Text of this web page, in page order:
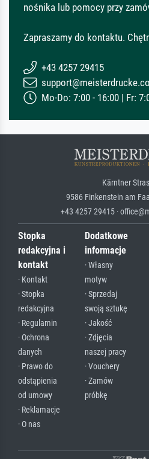
nośnika lub pomocy przy
Zapraszamy do kontaktu.
+43 4257 29415
Mo-Do: 7:00 - 16:00 | Fr:
Kärntner
9586 Finkenstein am
+43 4257 29415 ·
Stopka
redakcyjna i
kontakt
· Kontakt
· Stopka
redakcyjna
· Regulamin
· Ochrona
danych
· Prawo do
odstąpienia
od umowy
· Reklamacje
· O nas
Dodatkowe
informacje
· Własny
motyw
· Sprzedaj
swoją sztukę
· Jakość
· Zdjęcia
naszej pracy
· Vouchery
· Zamów
próbkę